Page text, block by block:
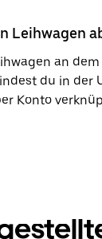
Leihwagen
an
du in der
Konto